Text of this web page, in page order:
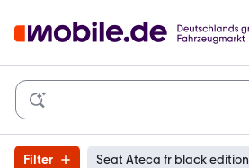
Filter Seat Ateca fr black edition